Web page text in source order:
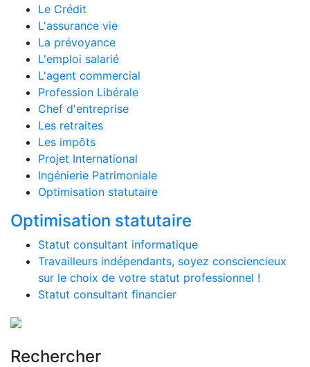
Le Crédit
L'assurance vie
La prévoyance
L'emploi salarié
L'agent commercial
Profession Libérale
Chef d'entreprise
Les retraites
Les impôts
Projet International
Ingénierie Patrimoniale
Optimisation statutaire
Optimisation statutaire
Statut consultant informatique
Travailleurs indépendants, soyez consciencieux
sur le choix de votre statut professionnel !
Statut consultant financier
Rechercher